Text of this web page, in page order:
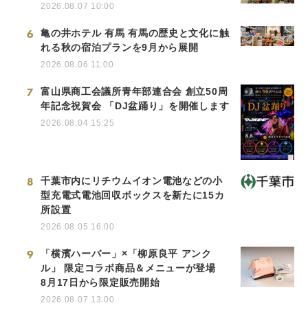
2026.08.07 10:00
6
亀の井ホテル 有馬 有馬の歴史と文化に触
れる秋の宿泊プランを9月から展開
2026.08.06 11:00
7
富山県商工会議所青年部連合会 創立50周
年記念祝賀会 「DJ盆踊り」を開催します
2026.08.04 15:25
8
千葉市内にリチウムイオン電池などの小
型充電式電池回収ボックスを新たに15カ
所設置
2026.08.05 16:00
9
「横濱ハーバー」×「柳原良平 アンク
ル」 限定コラボ商品＆メニューが登場
8月17日から限定販売開始
2026.08.07 13:00